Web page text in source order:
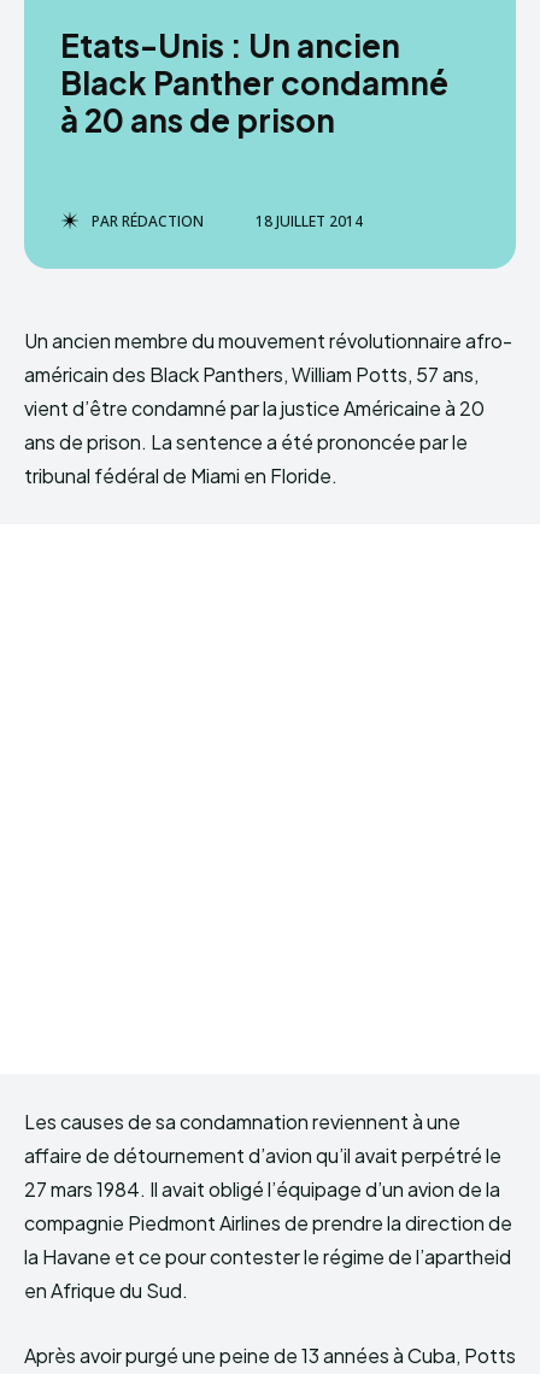
Etats-Unis : Un ancien
Black Panther condamné
à 20 ans de prison
PARRÉDACTION 18 JUILLET 2014
Un ancien membre du mouvement révolutionnaire afro-
américain des Black Panthers, William Potts, 57 ans,
vient d’être condamné par la justice Américaine à 20
ans de prison. La sentence a été prononcée par le
tribunal fédéral de Miami en Floride.
Les causes de sa condamnation reviennent à une
affaire de détournement d’avion qu’il avait perpétré le
27 mars 1984. Il avait obligé l’équipage d’un avion de la
compagnie Piedmont Airlines de prendre la direction de
la Havane et ce pour contester le régime de l’apartheid
en Afrique du Sud.
Après avoir purgé une peine de 13 années à Cuba, Potts